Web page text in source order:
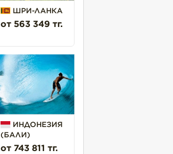
ШРИ-ЛАНКА
от 563 349 тг.
ИНДОНЕЗИЯ
(БАЛИ)
от 743 811 тг.